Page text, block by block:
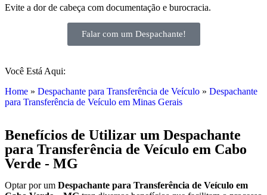
Evite a dor de cabeça com documentação e burocracia.
Falar com um Despachante!
Você Está Aqui:
Home » Despachante para Transferência de Veículo » Despachante
para Transferência de Veículo em Minas Gerais
Benefícios de Utilizar um Despachante
para Transferência de Veículo em Cabo
Verde - MG
Optar por um Despachante para Transferência de Veículo em